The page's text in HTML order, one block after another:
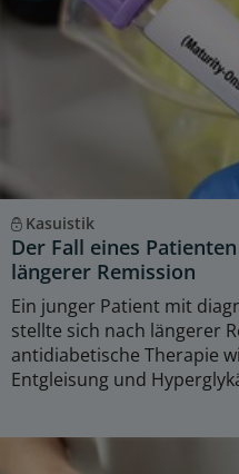
Kasuistik
Der Fall eines
längerer Remission
Ein junger Patient mit
stellte sich nach längerer
antidiabetische Therapie
Entgleisung und